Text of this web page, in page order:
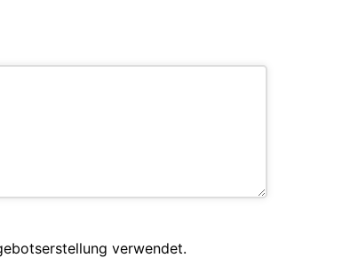
verwendet.